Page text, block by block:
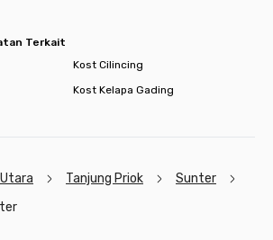
Terkait
Kost Cilincing
Kost Kelapa Gading
Tanjung Priok
Sunter